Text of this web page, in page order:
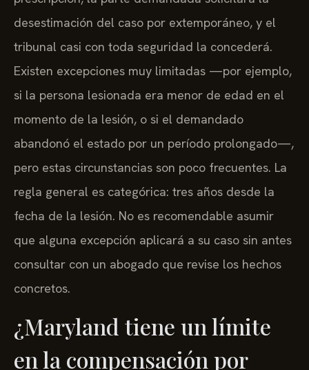
desestimación del caso por extemporáneo, y el
tribunal casi con toda seguridad la concederá.
Existen excepciones muy limitadas —por ejemplo,
si la persona lesionada era menor de edad en el
momento de la lesión, o si el demandado
abandonó el estado por un período prolongado—,
pero estas circunstancias son poco frecuentes. La
regla general es categórica: tres años desde la
fecha de la lesión. No es recomendable asumir
que alguna excepción aplicará a su caso sin antes
consultar con un abogado que revise los hechos
concretos.
¿Maryland tiene un límite
en la compensación por